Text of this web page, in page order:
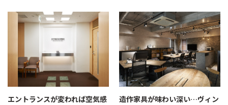
エントランスが変われば空気感
造作家具が味わい深い…ヴィン